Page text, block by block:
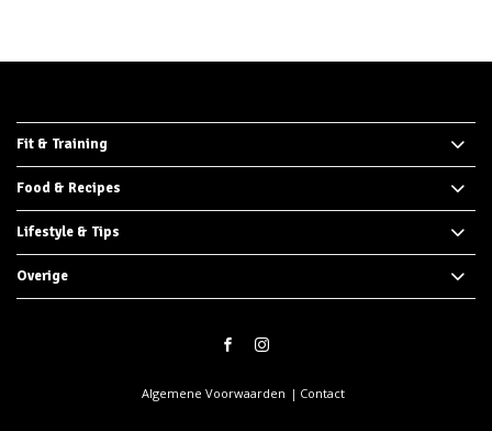
Fit & Training
Food & Recipes
Lifestyle & Tips
Overige
Algemene Voorwaarden Contact